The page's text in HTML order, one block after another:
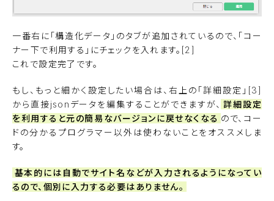
一番右に「構造化データ」のタブが追加されているので、「コー
ナー下で利用する」にチェックを入れます。[2]
これで設定完了です。
もし、もっと細かく設定したい場合は、右上の「詳細設定」[3]
から直接jsonデータを編集することができますが、 詳細設定
を利用すると元の簡易なバージョンに戻せなくなる ので、コー
ドの分かるプログラマー以外は使わないことをオススメしま
す。
基本的には自動でサイト名などが入力されるようになってい
るので、個別に入力する必要はありません。